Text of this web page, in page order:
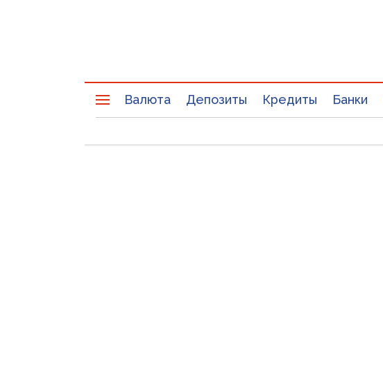
Валюта Депозиты Кредиты Банки